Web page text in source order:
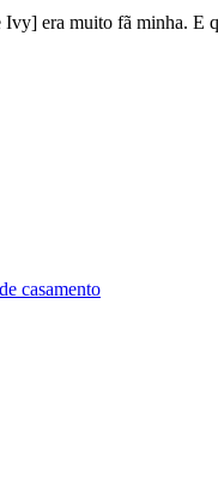
era muito fã minha. E
casamento